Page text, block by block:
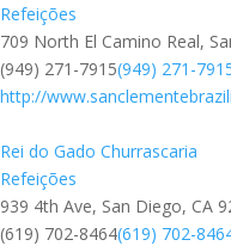
Refeições
709 North El Camino Real,
(949) 271-7915(949) 271-
http://
Rei do Gado Churrascaria
Refeições
939 4th Ave, San Diego, CA
(619) 702-8464(619) 702-